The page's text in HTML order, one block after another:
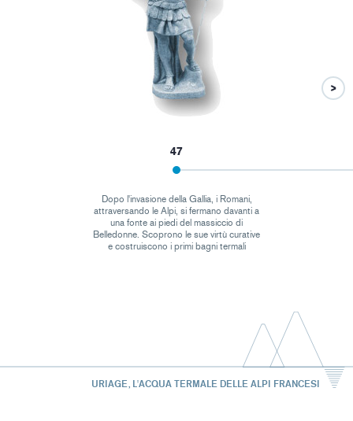
47
Dopo l'invasione della Gallia, i Romani,
attraversando le Alpi, si fermano davanti a
una fonte ai piedi del massiccio di
Belledonne. Scoprono le sue virtù curative
e costruiscono i primi bagni termali
URIAGE, L'ACQUA TERMALE DELLE ALPI FRANCESI